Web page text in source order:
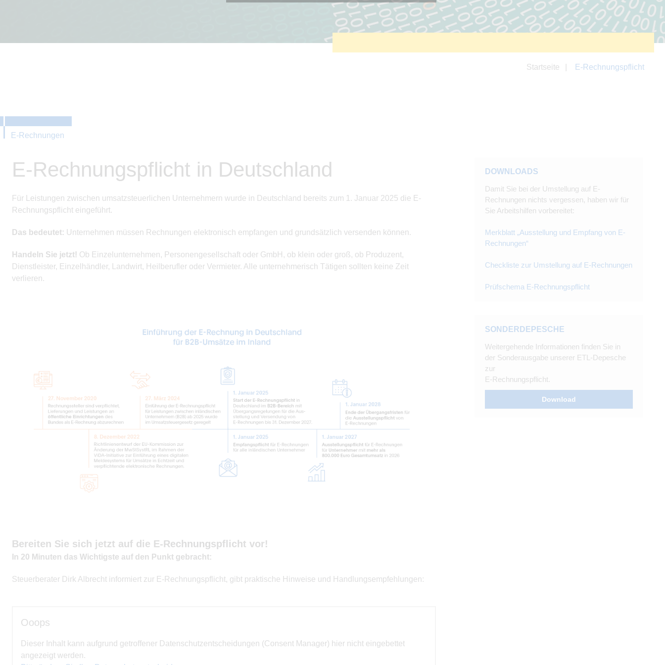
Startseite E-Rechnungspflicht
E-Rechnungen
E-Rechnungspflicht in Deutschland
Für Leistungen zwischen umsatzsteuerlichen Unternehmern wurde in Deutschland bereits zum 1. Januar 2025 die E-
Rechnungspflicht eingeführt.
Das bedeutet: Unternehmen müssen Rechnungen elektronisch empfangen und grundsätzlich versenden können.
Handeln Sie jetzt! Ob Einzelunternehmen, Personengesellschaft oder GmbH, ob klein oder groß, ob Produzent,
Dienstleister, Einzelhändler, Landwirt, Heilberufler oder Vermieter. Alle unternehmerisch Tätigen sollten keine Zeit
verlieren.
Bereiten Sie sich jetzt auf die E-Rechnungspflicht vor!
In 20 Minuten das Wichtigste auf den Punkt gebracht:
Steuerberater Dirk Albrecht informiert zur E-Rechnungspflicht, gibt praktische Hinweise und Handlungsempfehlungen:
Ooops
Dieser Inhalt kann aufgrund getroffener Datenschutzentscheidungen (Consent Manager) hier nicht eingebettet
angezeigt werden.
DOWNLOADS
Damit Sie bei der Umstellung auf E-
Rechnungen nichts vergessen, haben wir für
Sie Arbeitshilfen vorbereitet:
Merkblatt „Ausstellung und Empfang von E-
Rechnungen“
Checkliste zur Umstellung auf E-Rechnungen
Prüfschema E-Rechnungspflicht
SONDERDEPESCHE
Weitergehende Informationen finden Sie in
der Sonderausgabe unserer ETL-Depesche
zur
E-Rechnungspflicht.
Download
Funktionalität der Website zu sichern.
Tracking- und Targeting-Cookies
Diese Cookies sind erforderlich, um unsere Website auf Ihre